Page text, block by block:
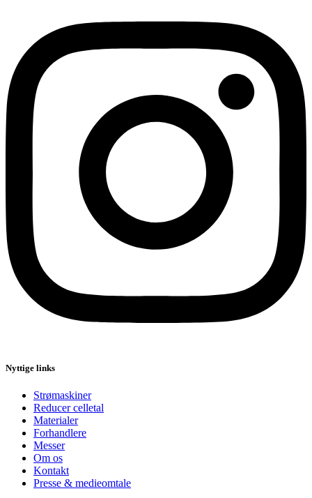
Nyttige links
Strømaskiner
Reducer celletal
Materialer
Forhandlere
Messer
Om os
Kontakt
Presse & medieomtale